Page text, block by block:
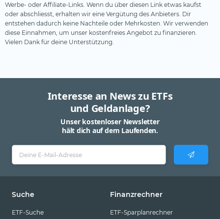
Werbe- oder Affiliate-Links. Wenn du über diesen Link etwas kaufst
oder abschliesst, erhalten wir eine Vergütung des Anbieters. Dir
entstehen dadurch keine Nachteile oder Mehrkosten. Wir verwenden
diese Einnahmen, um unser kostenfreies Angebot zu finanzieren.
Vielen Dank für deine Unterstützung.
Interesse an News zu ETFs
und Geldanlage?
Unser kostenloser Newsletter
hält dich auf dem Laufenden.
Suche
ETF-Suche
Finanzrechner
ETF-Sparplanrechner